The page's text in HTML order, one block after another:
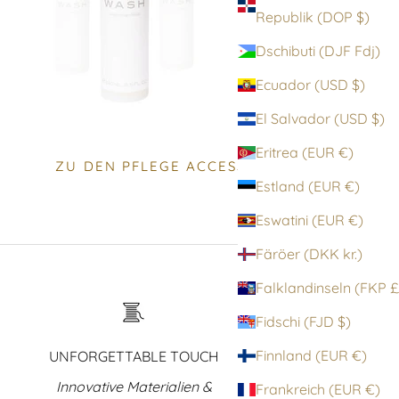
Republik (DOP $)
Dschibuti (DJF Fdj)
Ecuador (USD $)
El Salvador (USD $)
Eritrea (EUR €)
Estland (EUR €)
Eswatini (EUR €)
Färöer (DKK kr.)
Fidschi (FJD $)
Finnland (EUR €)
Frankreich (EUR €)
ZU DEN PFLEGE ACCESSOIRES
UNFORGETTABLE TOUCH
Innovative Materialien &